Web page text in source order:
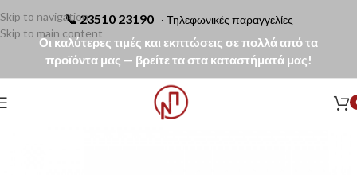
📞23510 23190 · Τηλεφωνικές παραγγελίες
Οι καλύτερες τιμές και εκπτώσεις σε πολλά από τα
προϊόντα μας — βρείτε τα στα καταστήματά μας!
Skip to navigation
Skip to main content